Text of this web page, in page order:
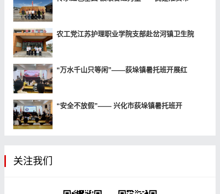
农工党江苏护理职业学院支部赴岔河镇卫生院
“万水千山只等闲”——荻垛镇暑托班开展红
“安全不放假”—— 兴化市荻垛镇暑托班开
关注我们